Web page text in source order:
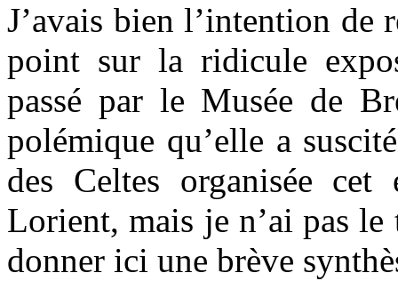
J’avais bien l’intention de
point sur la ridicule
passé par le Musée de
polémique qu’elle a
des Celtes organisée
Lorient, mais je n’ai pas le
donner ici une brève